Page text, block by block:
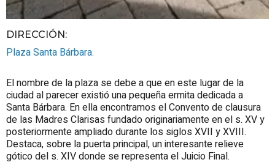
DIRECCIÓN:
Plaza Santa Bárbara.
El nombre de la plaza se debe a que en este lugar de la
ciudad al parecer existió una pequeña ermita dedicada a
Santa Bárbara. En ella encontramos el Convento de clausura
de las Madres Clarisas fundado originariamente en el s. XV y
posteriormente ampliado durante los siglos XVII y XVIII.
Destaca, sobre la puerta principal, un interesante relieve
gótico del s. XIV donde se representa el Juicio Final.